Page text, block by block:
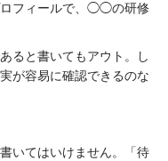
ロフィールで、◯◯の研修
ると書いてもアウト。し
が容易に確認できるのな
いてはいけません。「待